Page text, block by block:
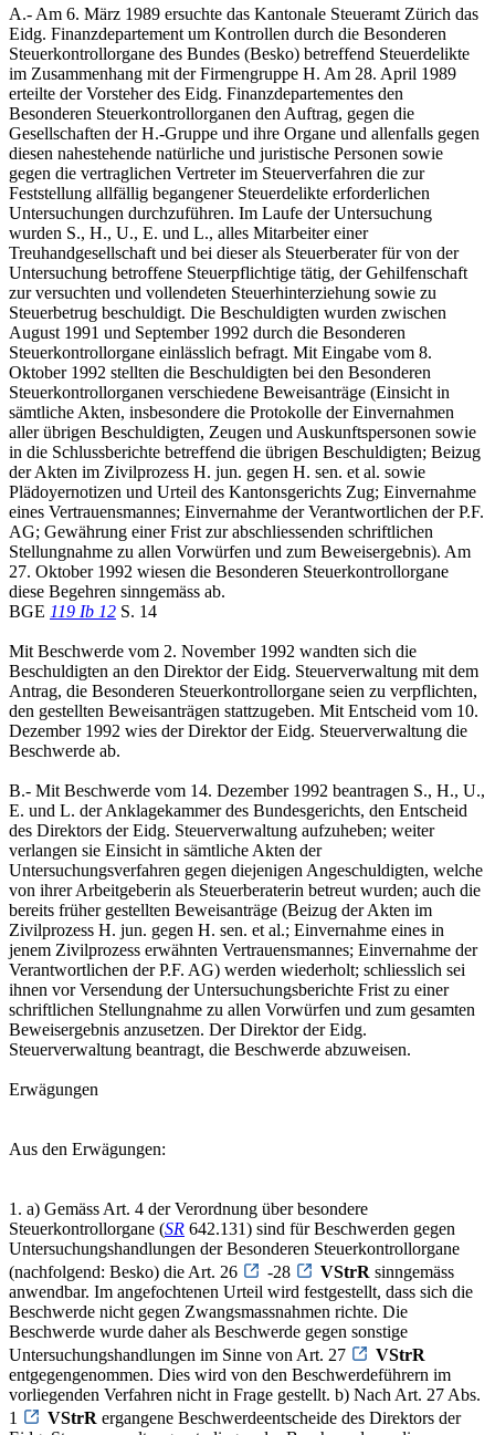
A.- Am 6. März 1989 ersuchte das Kantonale Steueramt Zürich das
Eidg. Finanzdepartement um Kontrollen durch die Besonderen
Steuerkontrollorgane des Bundes (Besko) betreffend Steuerdelikte
im Zusammenhang mit der Firmengruppe H. Am 28. April 1989
erteilte der Vorsteher des Eidg. Finanzdepartementes den
Besonderen Steuerkontrollorganen den Auftrag, gegen die
Gesellschaften der H.-Gruppe und ihre Organe und allenfalls gegen
diesen nahestehende natürliche und juristische Personen sowie
gegen die vertraglichen Vertreter im Steuerverfahren die zur
Feststellung allfällig begangener Steuerdelikte erforderlichen
Untersuchungen durchzuführen. Im Laufe der Untersuchung
wurden S., H., U., E. und L., alles Mitarbeiter einer
Treuhandgesellschaft und bei dieser als Steuerberater für von der
Untersuchung betroffene Steuerpflichtige tätig, der Gehilfenschaft
zur versuchten und vollendeten Steuerhinterziehung sowie zu
Steuerbetrug beschuldigt. Die Beschuldigten wurden zwischen
August 1991 und September 1992 durch die Besonderen
Steuerkontrollorgane einlässlich befragt. Mit Eingabe vom 8.
Oktober 1992 stellten die Beschuldigten bei den Besonderen
Steuerkontrollorganen verschiedene Beweisanträge (Einsicht in
sämtliche Akten, insbesondere die Protokolle der Einvernahmen
aller übrigen Beschuldigten, Zeugen und Auskunftspersonen sowie
in die Schlussberichte betreffend die übrigen Beschuldigten; Beizug
der Akten im Zivilprozess H. jun. gegen H. sen. et al. sowie
Plädoyernotizen und Urteil des Kantonsgerichts Zug; Einvernahme
eines Vertrauensmannes; Einvernahme der Verantwortlichen der P.F.
AG; Gewährung einer Frist zur abschliessenden schriftlichen
Stellungnahme zu allen Vorwürfen und zum Beweisergebnis). Am
27. Oktober 1992 wiesen die Besonderen Steuerkontrollorgane
diese Begehren sinngemäss ab.
BGE 119 Ib 12 S. 14
Mit Beschwerde vom 2. November 1992 wandten sich die
Beschuldigten an den Direktor der Eidg. Steuerverwaltung mit dem
Antrag, die Besonderen Steuerkontrollorgane seien zu verpflichten,
den gestellten Beweisanträgen stattzugeben. Mit Entscheid vom 10.
Dezember 1992 wies der Direktor der Eidg. Steuerverwaltung die
Beschwerde ab.
B.- Mit Beschwerde vom 14. Dezember 1992 beantragen S., H., U.,
E. und L. der Anklagekammer des Bundesgerichts, den Entscheid
des Direktors der Eidg. Steuerverwaltung aufzuheben; weiter
verlangen sie Einsicht in sämtliche Akten der
Untersuchungsverfahren gegen diejenigen Angeschuldigten, welche
von ihrer Arbeitgeberin als Steuerberaterin betreut wurden; auch die
bereits früher gestellten Beweisanträge (Beizug der Akten im
Zivilprozess H. jun. gegen H. sen. et al.; Einvernahme eines in
jenem Zivilprozess erwähnten Vertrauensmannes; Einvernahme der
Verantwortlichen der P.F. AG) werden wiederholt; schliesslich sei
ihnen vor Versendung der Untersuchungsberichte Frist zu einer
schriftlichen Stellungnahme zu allen Vorwürfen und zum gesamten
Beweisergebnis anzusetzen. Der Direktor der Eidg.
Steuerverwaltung beantragt, die Beschwerde abzuweisen.
Erwägungen
Aus den Erwägungen:
1. a) Gemäss Art. 4 der Verordnung über besondere
Steuerkontrollorgane (SR 642.131) sind für Beschwerden gegen
Untersuchungshandlungen der Besonderen Steuerkontrollorgane
(nachfolgend: Besko) die Art. 26
-28 VStrR sinngemäss
anwendbar. Im angefochtenen Urteil wird festgestellt, dass sich die
Beschwerde nicht gegen Zwangsmassnahmen richte. Die
Beschwerde wurde daher als Beschwerde gegen sonstige
Untersuchungshandlungen im Sinne von Art. 27
VStrR
entgegengenommen. Dies wird von den Beschwerdeführern im
vorliegenden Verfahren nicht in Frage gestellt. b) Nach Art. 27 Abs.
1
VStrR ergangene Beschwerdeentscheide des Direktors der